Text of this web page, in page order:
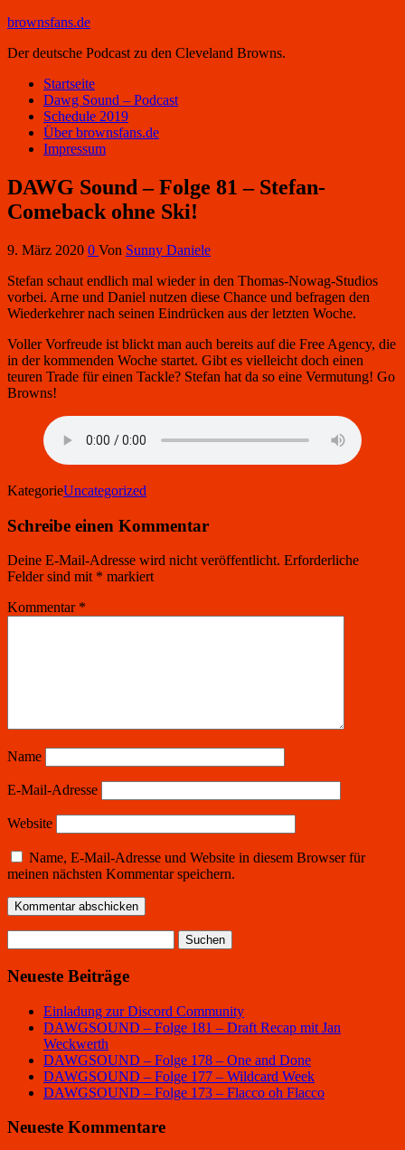
brownsfans.de
Der deutsche Podcast zu den Cleveland Browns.
Startseite
Dawg Sound – Podcast
Schedule 2019
Über brownsfans.de
Impressum
DAWG Sound – Folge 81 – Stefan-
Comeback ohne Ski!
9. März 2020 0 Von Sunny Daniele
Stefan schaut endlich mal wieder in den Thomas-Nowag-Studios
vorbei. Arne und Daniel nutzen diese Chance und befragen den
Wiederkehrer nach seinen Eindrücken aus der letzten Woche.
Voller Vorfreude ist blickt man auch bereits auf die Free Agency, die
in der kommenden Woche startet. Gibt es vielleicht doch einen
teuren Trade für einen Tackle? Stefan hat da so eine Vermutung! Go
Browns!
KategorieUncategorized
Schreibe einen Kommentar
Deine E-Mail-Adresse wird nicht veröffentlicht. Erforderliche
Felder sind mit * markiert
Kommentar *
Name
E-Mail-Adresse
Website
Name, E-Mail-Adresse und Website in diesem Browser für
meinen nächsten Kommentar speichern.
nach:
Neueste Beiträge
Einladung zur Discord Community
DAWGSOUND – Folge 181 – Draft Recap mit Jan
Weckwerth
DAWGSOUND – Folge 178 – One and Done
DAWGSOUND – Folge 177 – Wildcard Week
DAWGSOUND – Folge 173 – Flacco oh Flacco
Neueste Kommentare